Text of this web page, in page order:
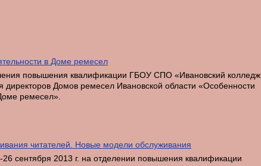
в Доме ремесел
повышения квалификации ГБОУ СПО «Ивановский колледж
директоров Домов ремесел Ивановской области «Особенности
ремесел».
читателей. Новые модели обслуживания
26 сентября 2013 г. на отделении повышения квалификации